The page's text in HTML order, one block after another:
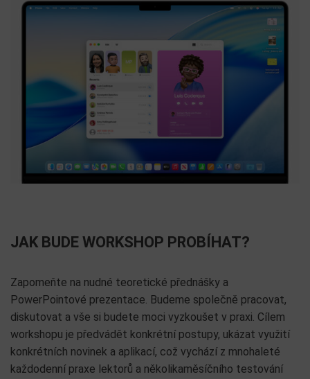
JAK BUDE WORKSHOP PROBÍHAT?
Zapomeňte na nudné teoretické přednášky a
PowerPointové prezentace. Budeme společně pracovat,
diskutovat a vše si budete moci vyzkoušet v praxi. Cílem
workshopu je předvádět konkrétní postupy, ukázat využití
konkrétních novinek a aplikací, což vychází z mnohaleté
každodenní praxe lektorů a několikaměsíčního testování